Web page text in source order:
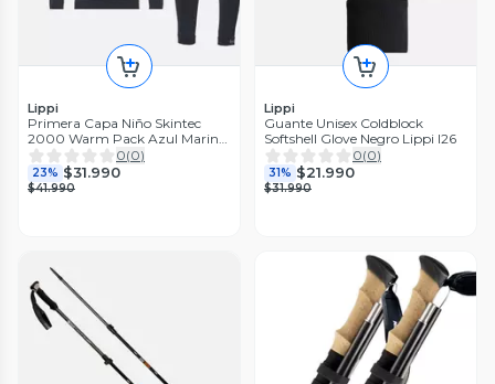
Lippi
Primera Capa Niño Skintec
2000 Warm Pack Azul Marino
Lippi I24
0(0)
23% $31.990
$41.990
Lippi
Guante Unisex Coldblock
Softshell Glove Negro Lippi I26
0(0)
31% $21.990
$31.990